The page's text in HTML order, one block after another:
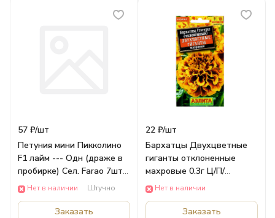
57 ₽/шт
Петуния мини Пикколино
F1 лайм --- Одн (драже в
пробирке) Сел. Farao 7шт
Ц/П /АЭЛИТА САД Аэлита
Нет в наличии Штучно
Заказать
22 ₽/шт
Бархатцы Двухцветные
гиганты отклоненные
махровые 0.3г Ц/П/
АЭЛИТА САД Аэлита
Нет в наличии
Заказать